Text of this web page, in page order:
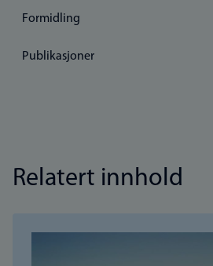
Formidling
Publikasjoner
Relatert innhold